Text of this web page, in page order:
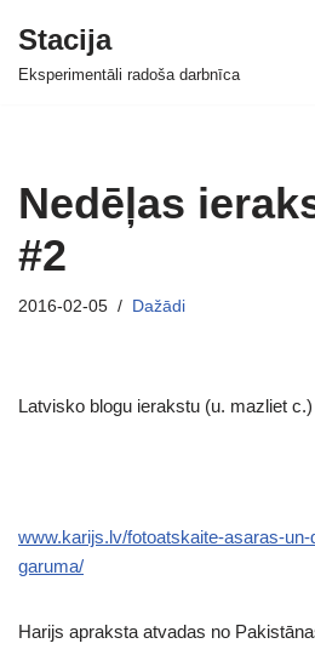
Skip
Stacija
Eksperimentāli radoša darbnīca
Nedēļas
#2
2016-02-05 Dažādi
Latvisko blogu ierakstu (u. mazliet
www.karijs.lv/fotoatskaite-asaras-
garuma/
Harijs apraksta atvadas no